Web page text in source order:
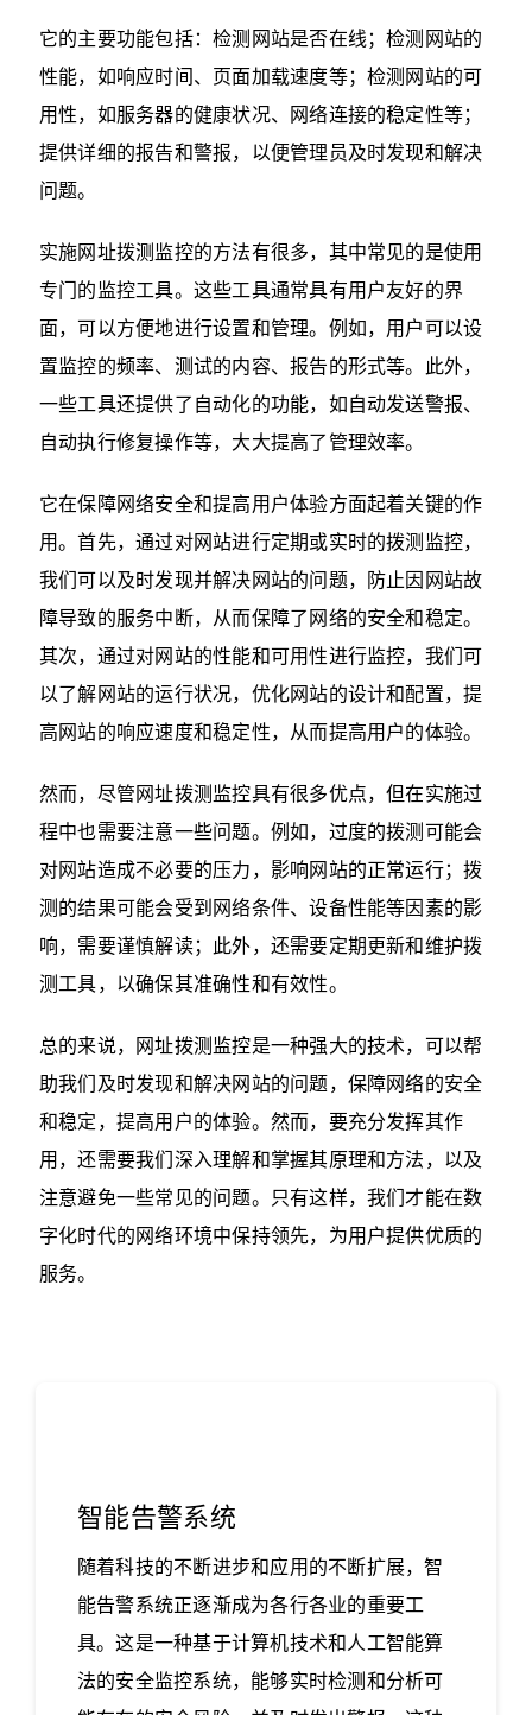
它的主要功能包括：检测网站是否在线；检测网站的
性能，如响应时间、页面加载速度等；检测网站的可
用性，如服务器的健康状况、网络连接的稳定性等；
提供详细的报告和警报，以便管理员及时发现和解决
问题。
实施网址拨测监控的方法有很多，其中常见的是使用
专门的监控工具。这些工具通常具有用户友好的界
面，可以方便地进行设置和管理。例如，用户可以设
置监控的频率、测试的内容、报告的形式等。此外，
一些工具还提供了自动化的功能，如自动发送警报、
自动执行修复操作等，大大提高了管理效率。
它在保障网络安全和提高用户体验方面起着关键的作
用。首先，通过对网站进行定期或实时的拨测监控，
我们可以及时发现并解决网站的问题，防止因网站故
障导致的服务中断，从而保障了网络的安全和稳定。
其次，通过对网站的性能和可用性进行监控，我们可
以了解网站的运行状况，优化网站的设计和配置，提
高网站的响应速度和稳定性，从而提高用户的体验。
然而，尽管网址拨测监控具有很多优点，但在实施过
程中也需要注意一些问题。例如，过度的拨测可能会
对网站造成不必要的压力，影响网站的正常运行；拨
测的结果可能会受到网络条件、设备性能等因素的影
响，需要谨慎解读；此外，还需要定期更新和维护拨
测工具，以确保其准确性和有效性。
总的来说，网址拨测监控是一种强大的技术，可以帮
助我们及时发现和解决网站的问题，保障网络的安全
和稳定，提高用户的体验。然而，要充分发挥其作
用，还需要我们深入理解和掌握其原理和方法，以及
注意避免一些常见的问题。只有这样，我们才能在数
字化时代的网络环境中保持领先，为用户提供优质的
服务。‍
智能告警系统
随着科技的不断进步和应用的不断扩展，智
能告警系统正逐渐成为各行各业的重要工
具。这是一种基于计算机技术和人工智能算
法的安全监控系统，能够实时检测和分析可